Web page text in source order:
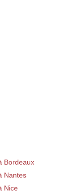
Bordeaux
Nantes
Nice